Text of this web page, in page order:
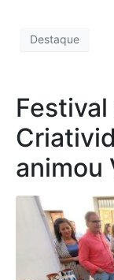
Destaque
animou